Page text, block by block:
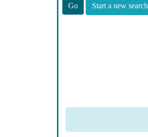
Start a new search